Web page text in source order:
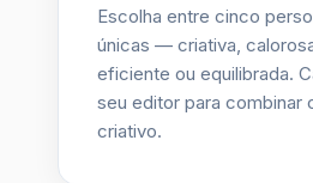
únicas — criativa,
eficiente ou equilibrada.
seu editor para combinar
criativo.